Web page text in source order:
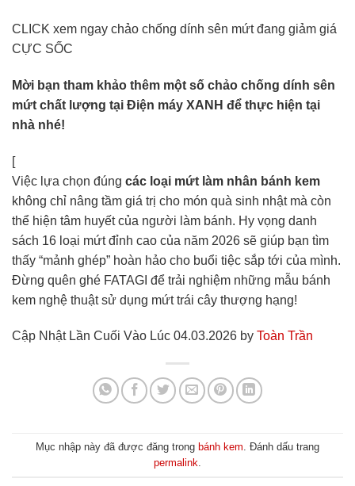
CLICK xem ngay chảo chống dính sên mứt đang giảm giá
CỰC SỐC
Mời bạn tham khảo thêm một số chảo chống dính sên
mứt chất lượng tại Điện máy XANH để thực hiện tại
nhà nhé!
[
Việc lựa chọn đúng các loại mứt làm nhân bánh kem
không chỉ nâng tầm giá trị cho món quà sinh nhật mà còn
thể hiện tâm huyết của người làm bánh. Hy vọng danh
sách 16 loại mứt đỉnh cao của năm 2026 sẽ giúp bạn tìm
thấy “mảnh ghép” hoàn hảo cho buổi tiệc sắp tới của mình.
Đừng quên ghé FATAGI để trải nghiệm những mẫu bánh
kem nghệ thuật sử dụng mứt trái cây thượng hạng!
Cập Nhật Lần Cuối Vào Lúc 04.03.2026 by Toàn Trần
Mục nhập này đã được đăng trong bánh kem . Đánh dấu trang
permalink